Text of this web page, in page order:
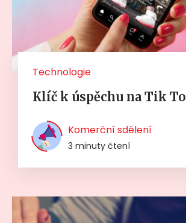
Technologie
Klíč k úspěchu na Tik
Komerční sdělení
3 minuty čtení